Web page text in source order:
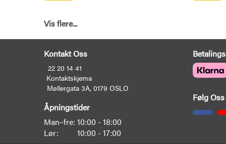
Vis flere...
Kontakt Oss
22 20 14 41
Kontaktskjema
Møllergata 3A, 0179 OSLO
Åpningstider
Man–fre: 10:00 - 18:00
Lør:
10:00 - 17:00
Følg Oss